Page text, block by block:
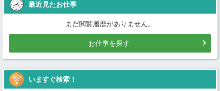
最近見たお仕事
まだ閲覧履歴がありません。
お仕事を探す
いますぐ検索！